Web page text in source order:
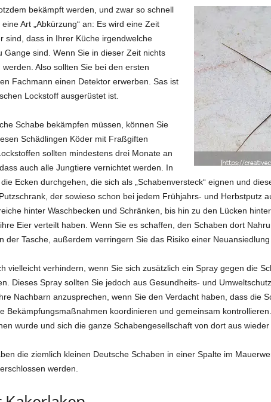
bekämpft werden, und zwar so schnell
Art „Abkürzung“ an: Es wird eine Zeit
sind, dass in Ihrer Küche irgendwelche
sind. Wenn Sie in dieser Zeit nichts
Also sollten Sie bei den ersten
Fachmann einen Detektor erwerben. Sas ist
Lockstoff ausgerüstet ist.
Schabe bekämpfen müssen, können Sie
Schädlingen Köder mit Fraßgiften
sollten mindestens drei Monate an
auch alle Jungtiere vernichtet werden. In
Ecken durchgehen, die sich als „Schabenversteck“ eignen und
der sowieso schon bei jedem Frühjahrs- und Herbstputz
hinter Waschbecken und Schränken, bis hin zu den Lücken
Eier verteilt haben. Wenn Sie es schaffen, den Schaben dort
der Tasche, außerdem verringern Sie das Risiko einer Neuansiedlung
vielleicht verhindern, wenn Sie sich zusätzlich ein Spray gegen die
Dieses Spray sollten Sie jedoch aus Gesundheits- und
Nachbarn anzusprechen, wenn Sie den Verdacht haben, dass die
Bekämpfungsmaßnahmen koordinieren und gemeinsam
wurde und sich die ganze Schabengesellschaft von dort aus wieder
die ziemlich kleinen Deutsche Schaben in einer Spalte im
werden.